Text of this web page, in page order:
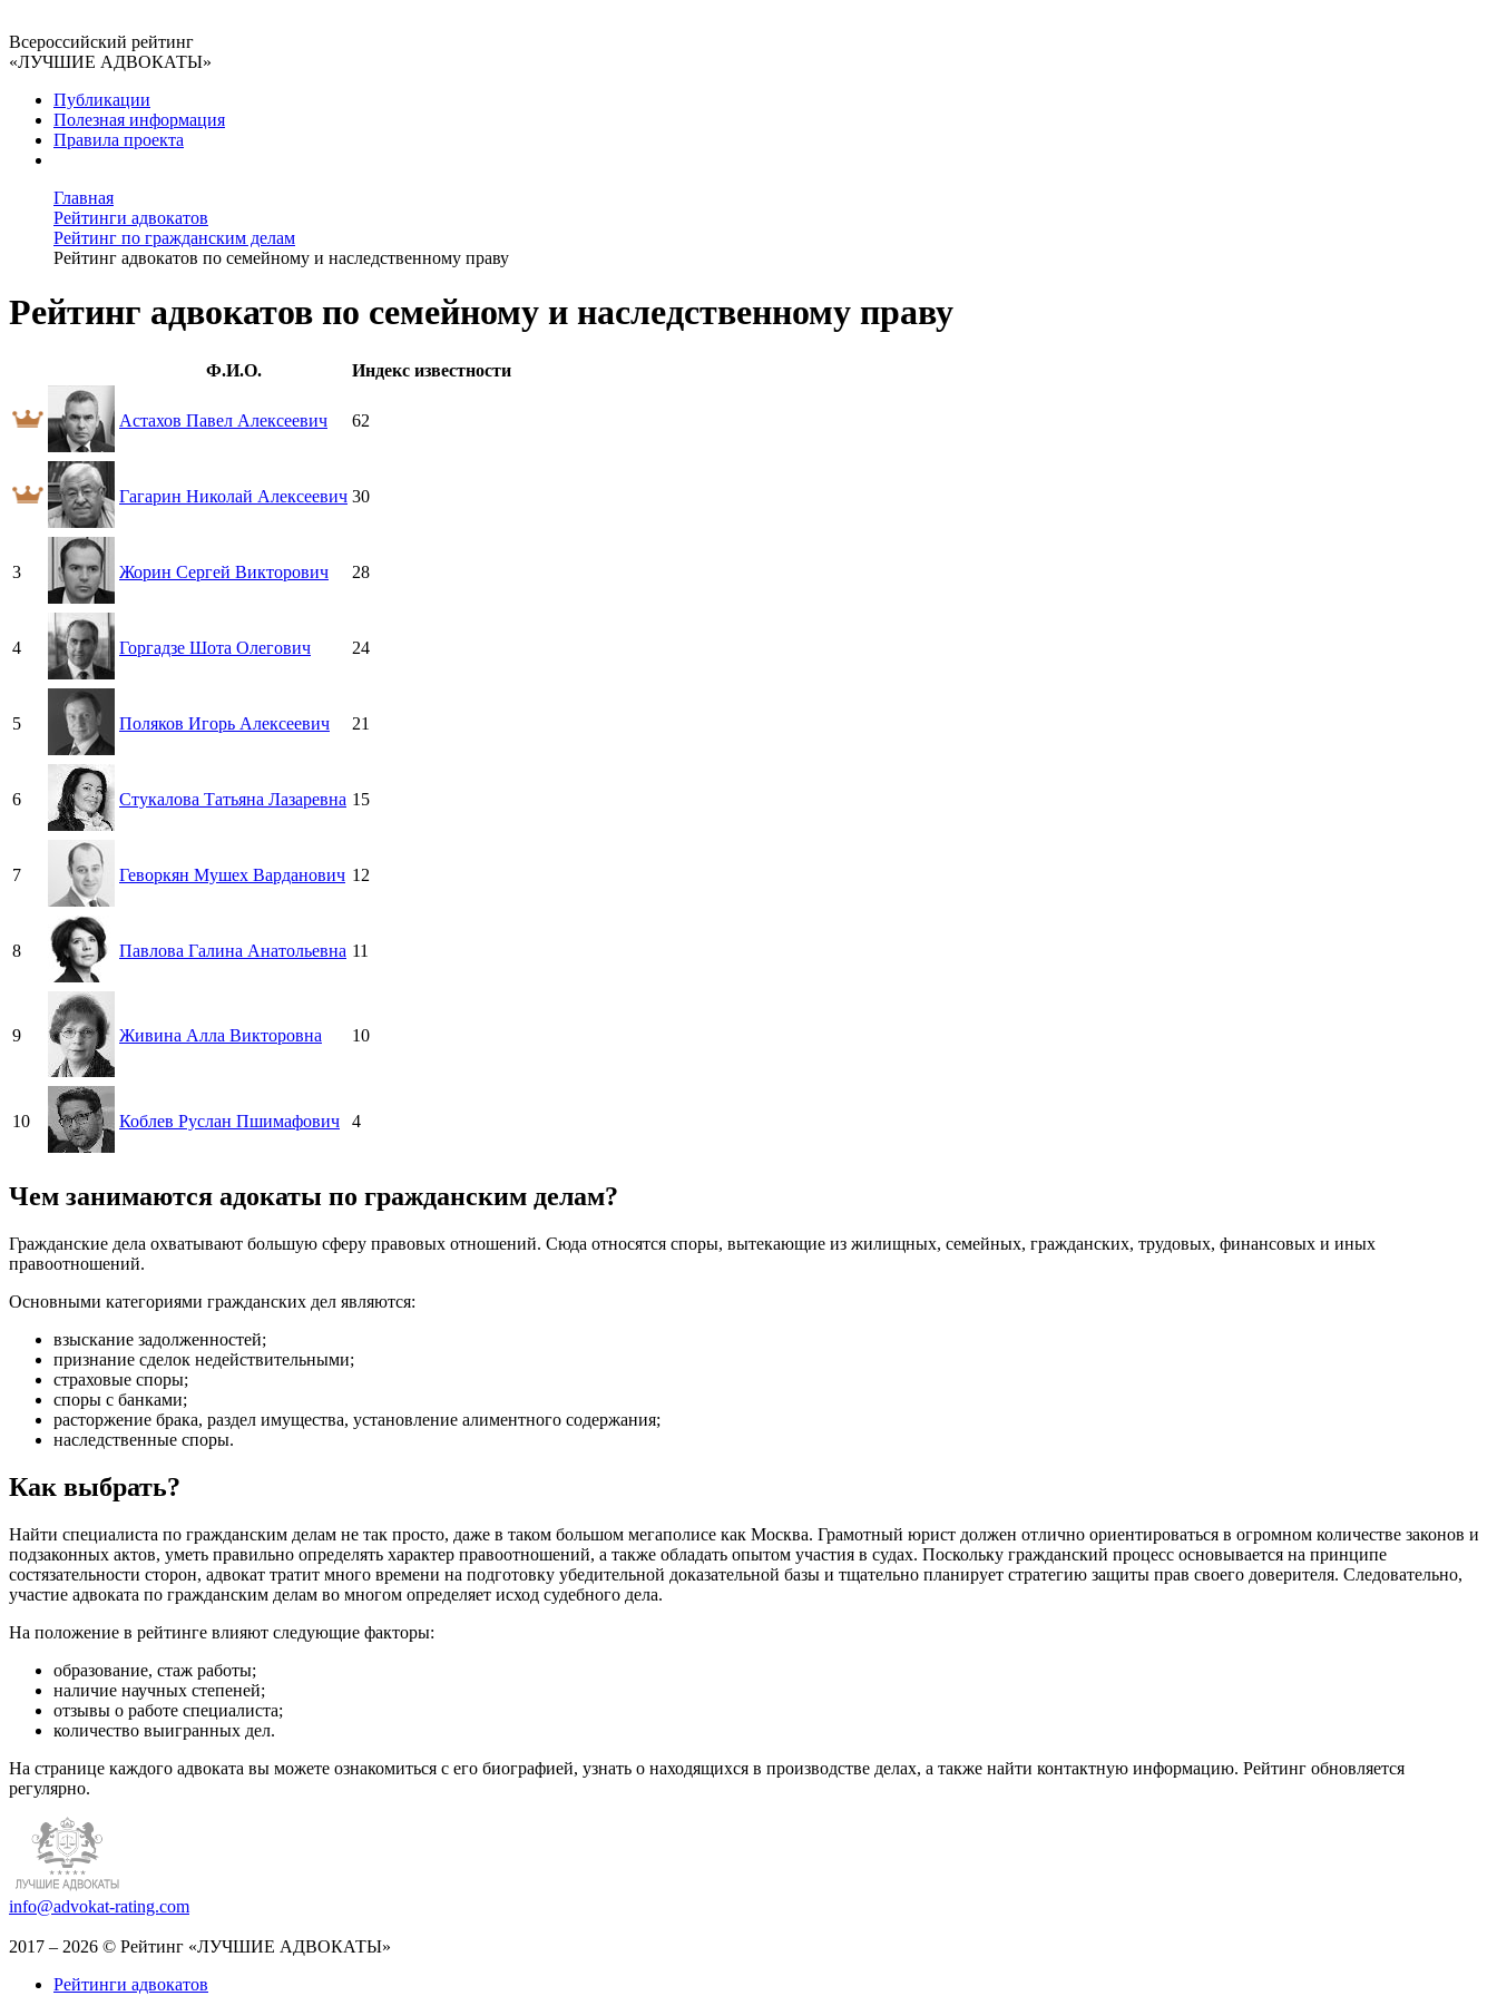
Всероссийский рейтинг
«ЛУЧШИЕ АДВОКАТЫ»
Публикации
Полезная информация
Правила проекта
Главная
Рейтинги адвокатов
Рейтинг по гражданским делам
Рейтинг адвокатов по семейному и наследственному праву
Рейтинг адвокатов по семейному и наследственному праву
Ф.И.О. Индекс известности
Астахов Павел Алексеевич 62
Гагарин Николай Алексеевич 30
3 Жорин Сергей Викторович 28
4 Горгадзе Шота Олегович 24
5 Поляков Игорь Алексеевич 21
6 Стукалова Татьяна Лазаревна 15
7 Геворкян Мушех Варданович 12
8 Павлова Галина Анатольевна 11
9 Живина Алла Викторовна 10
10 Коблев Руслан Пшимафович 4
Чем занимаются адокаты по гражданским делам?
Гражданские дела охватывают большую сферу правовых отношений. Сюда относятся споры, вытекающие из жилищных, семейных, гражданских, трудовых, финансовых и иных
правоотношений.
Основными категориями гражданских дел являются:
взыскание задолженностей;
признание сделок недействительными;
страховые споры;
споры с банками;
расторжение брака, раздел имущества, установление алиментного содержания;
наследственные споры.
Как выбрать?
Найти специалиста по гражданским делам не так просто, даже в таком большом мегаполисе как Москва. Грамотный юрист должен отлично ориентироваться в огромном количестве законов и
подзаконных актов, уметь правильно определять характер правоотношений, а также обладать опытом участия в судах. Поскольку гражданский процесс основывается на принципе
состязательности сторон, адвокат тратит много времени на подготовку убедительной доказательной базы и тщательно планирует стратегию защиты прав своего доверителя. Следовательно,
участие адвоката по гражданским делам во многом определяет исход судебного дела.
На положение в рейтинге влияют следующие факторы:
образование, стаж работы;
наличие научных степеней;
отзывы о работе специалиста;
количество выигранных дел.
На странице каждого адвоката вы можете ознакомиться с его биографией, узнать о находящихся в производстве делах, а также найти контактную информацию. Рейтинг обновляется
регулярно.
info@advokat-rating.com
2017 – 2026 © Рейтинг «ЛУЧШИЕ АДВОКАТЫ»
Рейтинги адвокатов